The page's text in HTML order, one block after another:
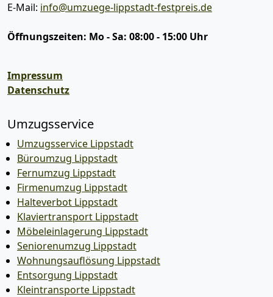
E-Mail: info@umzuege-lippstadt-festpreis.de
Öffnungszeiten: Mo - Sa: 08:00 - 15:00 Uhr
Impressum
Datenschutz
Umzugsservice
Umzugsservice Lippstadt
Büroumzug Lippstadt
Fernumzug Lippstadt
Firmenumzug Lippstadt
Halteverbot Lippstadt
Klaviertransport Lippstadt
Möbeleinlagerung Lippstadt
Seniorenumzug Lippstadt
Wohnungsauflösung Lippstadt
Entsorgung Lippstadt
Kleintransporte Lippstadt